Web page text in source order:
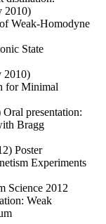
2010)
Weak-Homodyne
State
2010)
for Minimal
presentation:
Bragg
Poster
Experiments
Science 2012
Weak